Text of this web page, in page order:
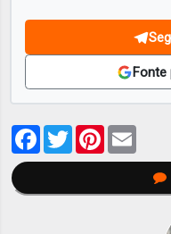
Fonte
Facebook
TwitterPinterest